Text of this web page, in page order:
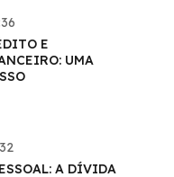
E
UMA
A DÍVIDA